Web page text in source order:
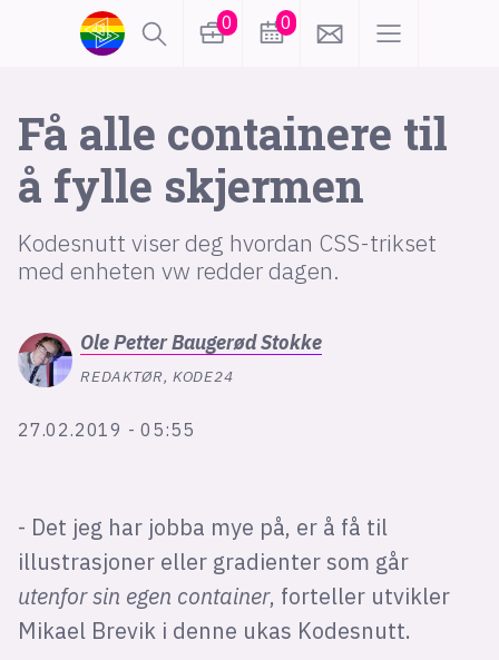
0 0
Få alle containere til
å fylle skjermen
Kodesnutt viser deg hvordan CSS-trikset
med enheten vw redder dagen.
Ole PetterBaugerød Stokke
REDAKTØR, KODE24
27.02.2019 - 05:55
- Det jeg har jobba mye på, er å få til
illustrasjoner eller gradienter som går
utenfor sin egen container, forteller utvikler
Mikael Brevik i denne ukas Kodesnutt.
lønn
KI
karriere
meninger
utdanning sikkerhet
devops
tilgjengelighet
lys modus
mørk modus